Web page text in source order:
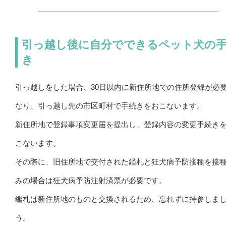
引っ越し後に自分でできるペット犬の
き
引っ越しをした場合、30日以内に新住所地での住所登録が必
なり、引っ越し先の市区町村で手続きをおこないます。
新住所地で登録事項変更届を提出し、登録内容の変更手続き
こないます。
その際に、旧住所地で交付された鑑札と狂犬病予防接種を接
みの場合は狂犬病予防注射済票が必要です。
鑑札は新住所地のものと交換されるため、忘れずに持参しま
う。